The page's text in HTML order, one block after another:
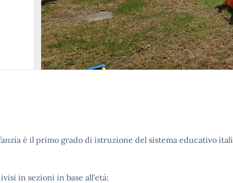
è il primo grado di istruzione del sistema educativo
in sezioni in base all'età: